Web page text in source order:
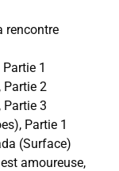
rencontre
1
Partie 2
Partie 3
Partie 1
(Surface)
amoureuse,